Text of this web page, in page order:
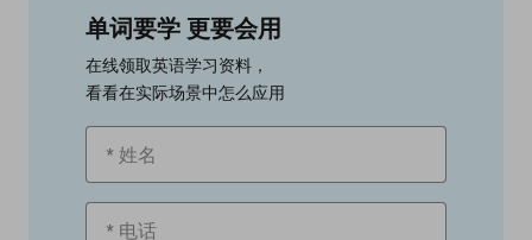
单词要学 更要会用
在线领取英语学习资料，
看看在实际场景中怎么应用